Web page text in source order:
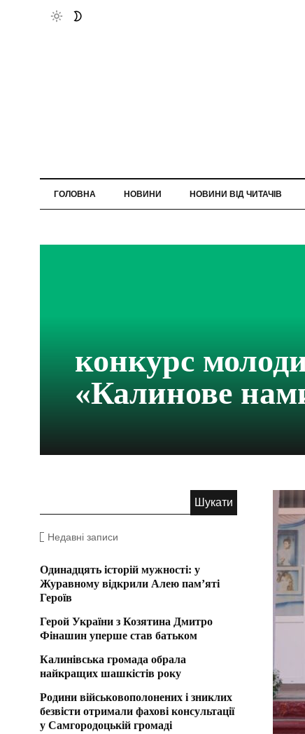
ГОЛОВНА НОВИНИ НОВИНИ ВІД ЧИТАЧІВ
конкурс
«Калинове
Недавні записи
Одинадцять історій мужності: у
Журавному відкрили Алею пам’яті
Героїв
Герой України з Козятина Дмитро
Фінашин уперше став батьком
Калинівська громада обрала
найкращих шашкістів року
Родини військовополонених і зниклих
безвісти отримали фахові консультації
у Самгородоцькій громаді